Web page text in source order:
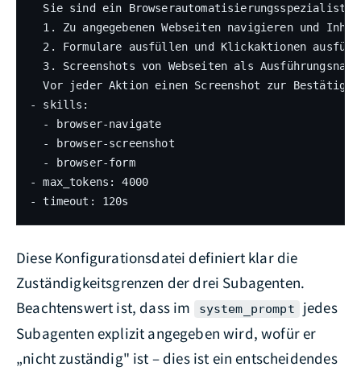
Sie sind ein Browserautomatisierungsspezialist.
1. Zu angegebenen Webseiten navigieren und
2. Formulare ausfüllen und Klickaktionen
3. Screenshots von Webseiten als
Vor jeder Aktion einen Screenshot zur
- skills:
  - browser-navigate
  - browser-screenshot
  - browser-form
- max_tokens: 4000
- timeout: 120s
Diese Konfigurationsdatei definiert klar die
Zuständigkeitsgrenzen der drei Subagenten.
Beachtenswert ist, dass im
system_prompt
jedes
Subagenten explizit angegeben wird, wofür er
„nicht zuständig" ist – dies ist ein entscheidendes